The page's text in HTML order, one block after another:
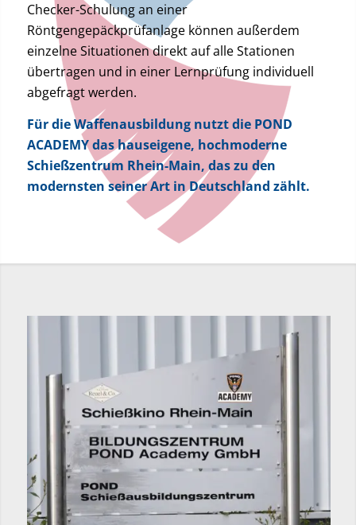
Checker-Schulung an einer
Röntgengepäckprüfanlage können außerdem
einzelne Situationen direkt auf alle Stationen
übertragen und in einer Lernprüfung individuell
abgefragt werden.
Für die Waffenausbildung nutzt die POND
ACADEMY das hauseigene, hochmoderne
Schießzentrum Rhein-Main, das zu den
modernsten seiner Art in Deutschland zählt.